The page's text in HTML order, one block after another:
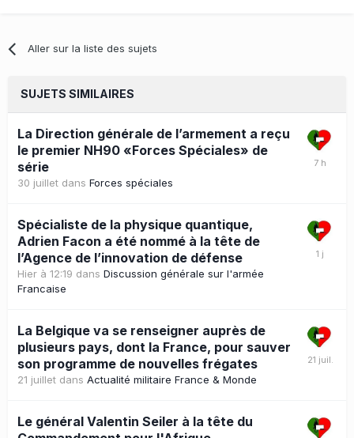
Aller sur la liste des sujets
SUJETS SIMILAIRES
La Direction générale de l’armement a reçu
le premier NH90 «Forces Spéciales» de
série
30 juillet dans Forces spéciales
Spécialiste de la physique quantique,
Adrien Facon a été nommé à la tête de
l’Agence de l’innovation de défense
Hier à 12:19 dans Discussion générale sur l'armée
Francaise
La Belgique va se renseigner auprès de
plusieurs pays, dont la France, pour sauver
son programme de nouvelles frégates
21 juillet dans Actualité militaire France & Monde
Le général Valentin Seiler à la tête du